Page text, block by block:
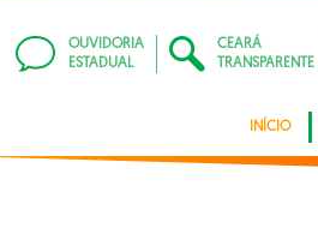
OUVIDORIA
ESTADUAL
CEARÁ
TRANSPARENTE
INÍCIO